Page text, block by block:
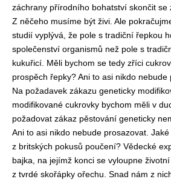
záchrany přírodního bohatství skončit se
Z něčeho musíme být živi. Ale
studií vyplývá, že pole s tradiční řepkou
společenství organismů než pole s
kukuřicí. Měli bychom se tedy zříci
prospěch řepky? Ani to asi nikdo nebude
Na požadavek zákazu geneticky
modifikované cukrovky bychom měli v
požadovat zákaz pěstování geneticky
Ani to asi nikdo nebude prosazovat.
z britských pokusů poučení? Vědecké
bajka, na jejímž konci se vyloupne
z tvrdé skořápky ořechu. Snad nám z